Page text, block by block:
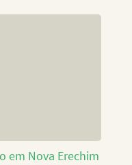
em Nova Erechim